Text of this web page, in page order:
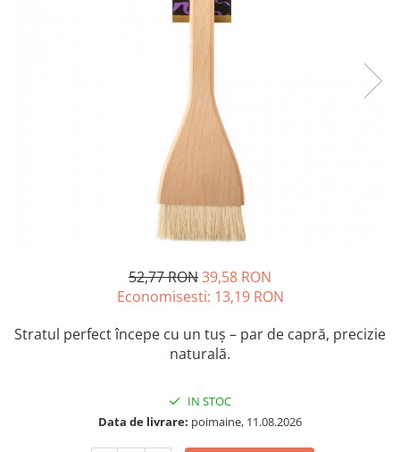
Șevalete
52,77 RON39,58 RON
Economisesti: 13,19 RON
Stratul perfect începe cu un tuș – par de capră, precizie
naturală.
IN STOC
Data de livrare: poimaine, 11.08.2026